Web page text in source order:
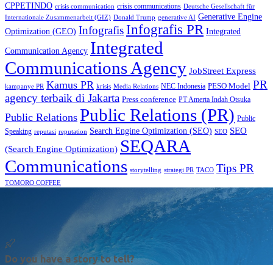
CPPETINDO crisis communication crisis communications Deutsche Gesellschaft für
Internationale Zusammenarbeit (GIZ) Donald Trump generative AI Generative Engine
Optimization (GEO) InfografisInfografis PR Integrated
Communication Agency Integrated
Communications Agency JobStreet Express
kampanye PR Kamus PR krisis Media Relations NEC Indonesia PESO Model PR
agency terbaik di Jakarta Press conference PT Amerta Indah Otsuka
Public Relations Public Relations (PR) Public
Speaking reputasi reputation Search Engine Optimization (SEO) SEO SEO
(Search Engine Optimization) SEQARA
Communications storytelling strategi PR TACO Tips PR
TOMORO COFFEE
Do you have a story to tell?